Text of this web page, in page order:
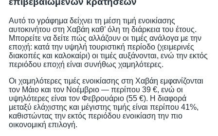
Αυτό το γράφημα δείχνει τη μέση τιμή ενοικίασης
αυτοκινήτου στη Χαβάη καθ’ όλη τη διάρκεια του έτους.
Μπορείτε να δείτε πώς αλλάζουν οι τιμές ανάλογα με την
εποχή: κατά την υψηλή τουριστική περίοδο (χειμερινές
διακοπές και καλοκαίρι) οι τιμές αυξάνονται, ενώ την εκτός
περιόδου εποχή είναι συνήθως χαμηλότερες.
Οι χαμηλότερες τιμές ενοικίασης στη Χαβάη εμφανίζονται
τον Μάιο και τον Νοέμβριο — περίπου 39 €, ενώ οι
υψηλότερες είναι τον Φεβρουάριο (55 €). Η διαφορά
μεταξύ ελάχιστης και μέγιστης τιμής είναι περίπου 41%,
καθιστώντας την εκτός περιόδου ενοικίαση την πιο
οικονομική επιλογή.